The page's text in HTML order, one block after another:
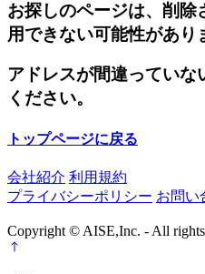
お探しのページは、削除
用できない可能性があり
アドレスが間違っていな
ください。
トップページに戻る
会社紹介 利用規約
プライバシーポリシー お問い
Copyright © AISE,Inc. - All rights